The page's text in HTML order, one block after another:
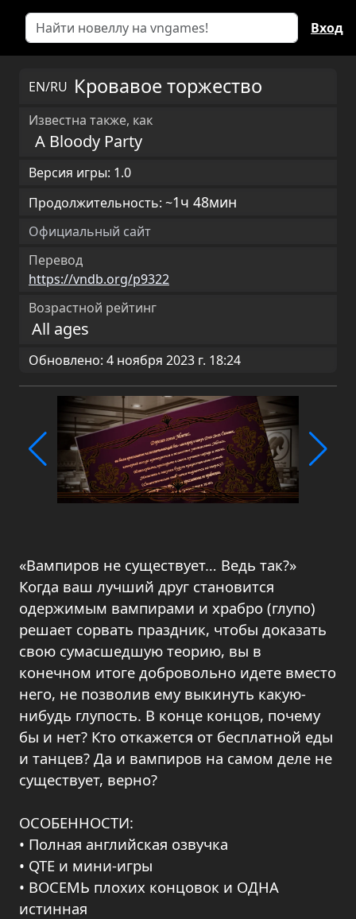
Вход
EN/RU Кровавое торжество
Известна также, как
A Bloody Party
Версия игры: 1.0
Продолжительность: ~1ч 48мин
Официальный сайт
Перевод
https://vndb.org/p9322
Возрастной рейтинг
All ages
Обновлено: 4 ноября 2023 г. 18:24
«Вампиров не существует… Ведь так?»
Когда ваш лучший друг становится
одержимым вампирами и храбро (глупо)
решает сорвать праздник, чтобы доказать
свою сумасшедшую теорию, вы в
конечном итоге добровольно идете вместо
него, не позволив ему выкинуть какую-
нибудь глупость. В конце концов, почему
бы и нет? Кто откажется от бесплатной еды
и танцев? Да и вампиров на самом деле не
существует, верно?
ОСОБЕННОСТИ:
• Полная английская озвучка
• QTE и мини-игры
• ВОСЕМЬ плохих концовок и ОДНА
истинная